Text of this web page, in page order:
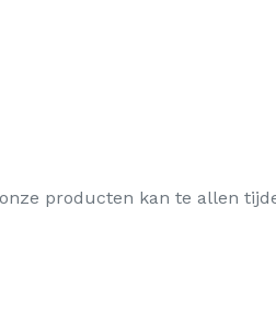
producten kan te allen